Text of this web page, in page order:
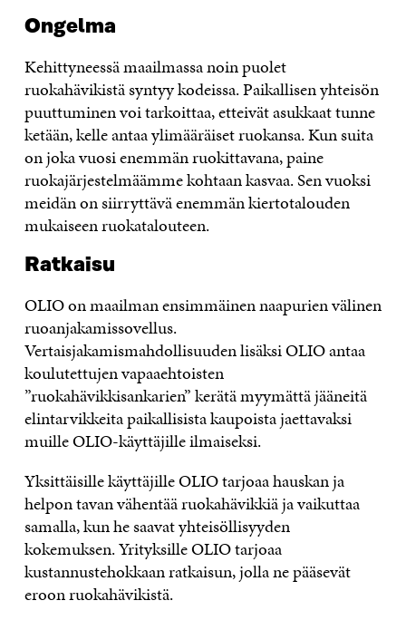
Ongelma
Kehittyneessä maailmassa noin puolet
ruokahävikistä syntyy kodeissa. Paikallisen yhteisön
puuttuminen voi tarkoittaa, etteivät asukkaat tunne
ketään, kelle antaa ylimääräiset ruokansa. Kun suita
on joka vuosi enemmän ruokittavana, paine
ruokajärjestelmäämme kohtaan kasvaa. Sen vuoksi
meidän on siirryttävä enemmän kiertotalouden
mukaiseen ruokatalouteen.
Ratkaisu
OLIO on maailman ensimmäinen naapurien välinen
ruoanjakamissovellus.
Vertaisjakamismahdollisuuden lisäksi OLIO antaa
koulutettujen vapaaehtoisten
”ruokahävikkisankarien” kerätä myymättä jääneitä
elintarvikkeita paikallisista kaupoista jaettavaksi
muille OLIO-käyttäjille ilmaiseksi.
Yksittäisille käyttäjille OLIO tarjoaa hauskan ja
helpon tavan vähentää ruokahävikkiä ja vaikuttaa
samalla, kun he saavat yhteisöllisyyden
kokemuksen. Yrityksille OLIO tarjoaa
kustannustehokkaan ratkaisun, jolla ne pääsevät
eroon ruokahävikistä.